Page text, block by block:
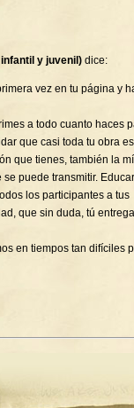
y juvenil) dice:
vez en tu página y
a todo cuanto haces
que casi toda tu obra
que tienes, también la
puede transmitir.
los participantes a tus
que sin duda, tú
en tiempos tan difíciles